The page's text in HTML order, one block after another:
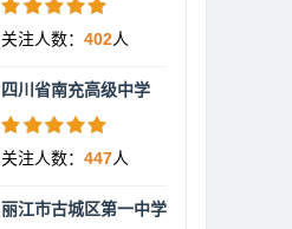
关注人数： 402人
四川省南充高级中学
关注人数： 447人
丽江市古城区第一中学